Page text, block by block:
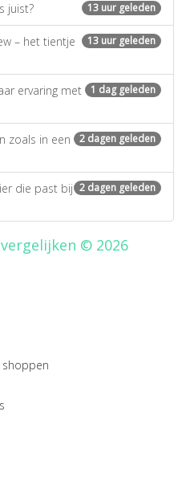
13 uur geleden
juist?
13 uur geleden
– het tientje
1 dag geleden
ervaring met
2 dagen geleden
zoals in een
2 dagen geleden
die past bij
© 2026